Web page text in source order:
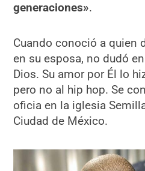
generaciones».
Cuando conoció a quien
en su esposa, no dudó
Dios. Su amor por Él lo
pero no al hip hop. Se
oficia en la iglesia
Ciudad de México.